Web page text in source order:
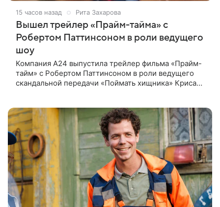
15 часов назад Рита Захарова
Вышел трейлер «Прайм-тайма» с
Робертом Паттинсоном в роли ведущего
шоу
Компания A24 выпустила трейлер фильма «Прайм-
тайм» с Робертом Паттинсоном в роли ведущего
скандальной передачи «Поймать хищника» Криса